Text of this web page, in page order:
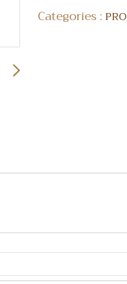
Categories :